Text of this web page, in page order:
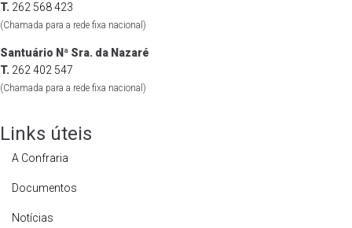
T. 262 568 423
(Chamada para a rede fixa nacional)
Santuário Nª Sra. da Nazaré
T. 262 402 547
(Chamada para a rede fixa nacional)
Links úteis
A Confraria
Documentos
Notícias